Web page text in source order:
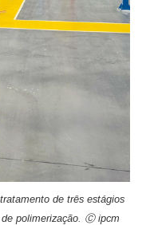
de três estágios
polimerização. Ⓒ ipcm